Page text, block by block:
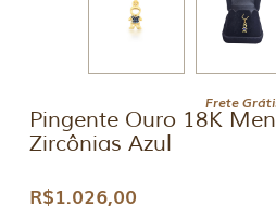
Frete
Pingente Ouro 18K
Zircônias Azul
R$1.026,00